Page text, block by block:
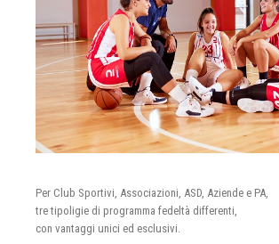
Per Club Sportivi, Associazioni, ASD, Aziende e PA,
tre tipoligie di programma fedeltà differenti,
con vantaggi unici ed esclusivi.